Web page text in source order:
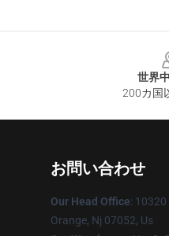
世界
200カ国
お問い合わせ
Our Head Office: 10320
Orange, Nj 07052, Us